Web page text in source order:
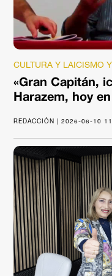
CULTURA Y LAICISMO
«Gran Capitán,
Harazem, hoy
REDACCIÓN | 2026-06-10